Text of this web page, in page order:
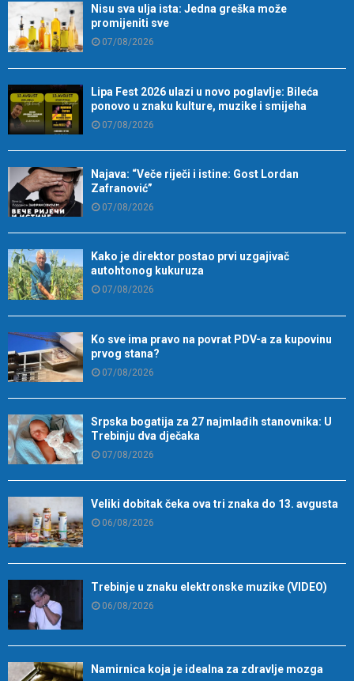
Nisu sva ulja ista: Jedna greška može
promijeniti sve
07/08/2026
Lipa Fest 2026 ulazi u novo poglavlje: Bileća
ponovo u znaku kulture, muzike i smijeha
07/08/2026
Najava: “Veče riječi i istine: Gost Lordan
Zafranović”
07/08/2026
Kako je direktor postao prvi uzgajivač
autohtonog kukuruza
07/08/2026
Ko sve ima pravo na povrat PDV-a za kupovinu
prvog stana?
07/08/2026
Srpska bogatija za 27 najmlađih stanovnika: U
Trebinju dva dječaka
07/08/2026
Veliki dobitak čeka ova tri znaka do 13. avgusta
06/08/2026
Trebinje u znaku elektronske muzike (VIDEO)
06/08/2026
Namirnica koja je idealna za zdravlje mozga